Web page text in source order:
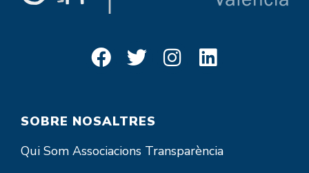
SOBRE NOSALTRES
Qui Som Associacions Transparència